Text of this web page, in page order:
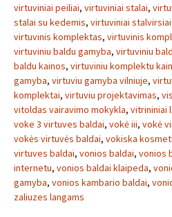
virtuviniai peiliai, virtuviniai stalai,
stalai su kedemis, virtuviniai stalvirsiai
virtuvinis komplektas, virtuvinis
virtuviniu baldu gamyba, virtuviniu
baldu kainos, virtuviniu komplektu
gamyba, virtuviu gamyba vilniuje,
komplektai, virtuviu projektavimas,
vitoldas vairavimo mokykla, vitrininiai
voke 3 virtuves baldai, vokė iii, vokė
vokės virtuvės baldai, vokiska
virtuves baldai, vonios baldai, vonios
internetu, vonios baldai klaipeda,
gamyba, vonios kambario baldai,
zaliuzes langams